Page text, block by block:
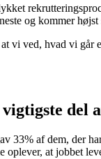
og kommer
vi ved, hvad vi går
del
33% af dem, der
oplever, at jobbet